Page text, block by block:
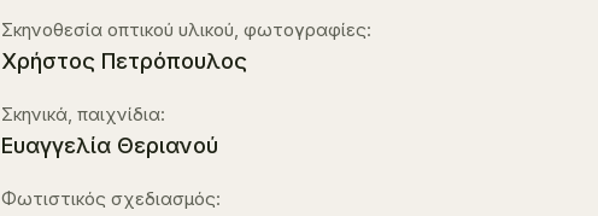
Σκηνοθεσία οπτικού υλικού, φωτογραφίες:
Χρήστος Πετρόπουλος
Σκηνικά, παιχνίδια:
Ευαγγελία Θεριανού
Φωτιστικός σχεδιασμός: